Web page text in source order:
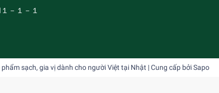
－１－１
phẩm sạch, gia vị dành cho người Việt tại Nhật | Cung cấp bởiSapo